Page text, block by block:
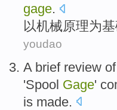
gage.
以机械原理为
youdao
A brief review
'Spool Gage'
is made.